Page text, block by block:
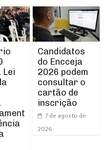
Lei
Candidatos
do Encceja
2026 podem
consultar o
cartão de
inscrição
7 de agosto de
2026